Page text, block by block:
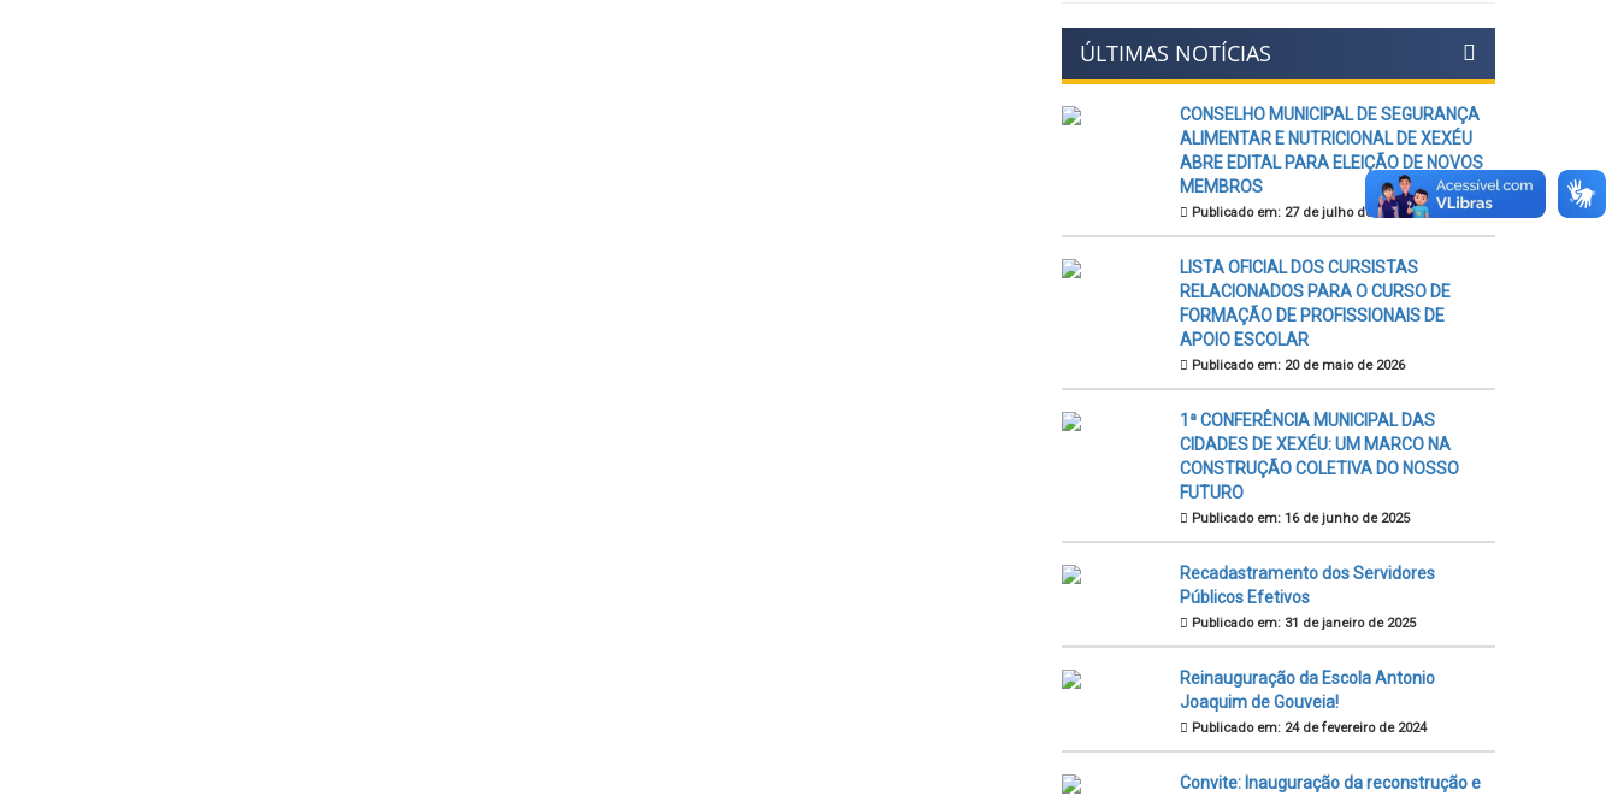
ÚLTIMAS NOTÍCIAS
CONSELHO MUNICIPAL DE SEGURANÇA
ALIMENTAR E NUTRICIONAL DE XEXÉU
ABRE EDITAL PARA ELEIÇÃO DE NOVOS
MEMBROS
Publicado em: 27 de julho de 2026
LISTA OFICIAL DOS CURSISTAS
RELACIONADOS PARA O CURSO DE
FORMAÇÃO DE PROFISSIONAIS DE
APOIO ESCOLAR
Publicado em: 20 de maio de 2026
1ª CONFERÊNCIA MUNICIPAL DAS
CIDADES DE XEXÉU: UM MARCO NA
CONSTRUÇÃO COLETIVA DO NOSSO
FUTURO
Publicado em: 16 de junho de 2025
Recadastramento dos Servidores
Públicos Efetivos
Publicado em: 31 de janeiro de 2025
Reinauguração da Escola Antonio
Joaquim de Gouveia!
Publicado em: 24 de fevereiro de 2024
Convite: Inauguração da reconstrução e